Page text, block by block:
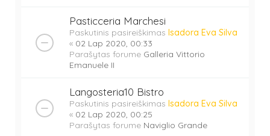
Pasticceria Marchesi
Paskutinis pasireiškimas Isadora Eva Silva
« 02 Lap 2020, 00:33
Parašytas forume Galleria Vittorio
Emanuele II
Langosteria10 Bistro
Paskutinis pasireiškimas Isadora Eva Silva
« 02 Lap 2020, 00:25
Parašytas forume Naviglio Grande